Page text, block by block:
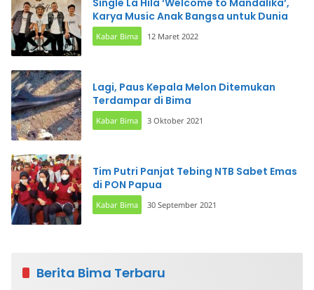
Karya Music Anak Bangsa untuk Dunia
Kabar Bima 12 Maret 2022
Lagi, Paus Kepala Melon Ditemukan
Terdampar di Bima
Kabar Bima 3 Oktober 2021
Tim Putri Panjat Tebing NTB Sabet Emas
di PON Papua
Kabar Bima 30 September 2021
Berita Bima Terbaru